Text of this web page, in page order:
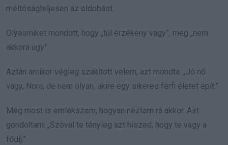
méltóságteljesen az eldobást.
Olyasmiket mondott, hogy „túl érzékeny vagy”, meg „nem
akkora ügy”.
Aztán amikor végleg szakított velem, azt mondta: „Jó nő
vagy, Nora, de nem olyan, akire egy sikeres férfi életet épít.”
Még most is emlékszem, hogyan néztem rá akkor. Azt
gondoltam: „Szóval te tényleg azt hiszed, hogy te vagy a
fődíj.”